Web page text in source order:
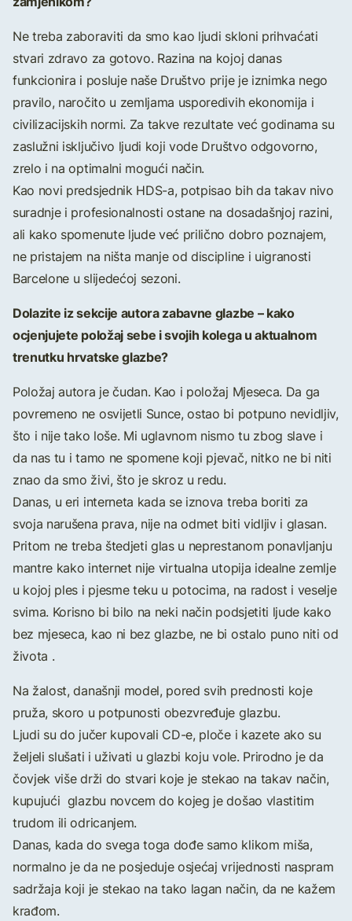
Ne treba zaboraviti da smo kao ljudi skloni prihvaćati
stvari zdravo za gotovo. Razina na kojoj danas
funkcionira i posluje naše Društvo prije je iznimka nego
pravilo, naročito u zemljama usporedivih ekonomija i
civilizacijskih normi. Za takve rezultate već godinama su
zaslužni isključivo ljudi koji vode Društvo odgovorno,
zrelo i na optimalni mogući način.
Kao novi predsjednik HDS-a, potpisao bih da takav nivo
suradnje i profesionalnosti ostane na dosadašnjoj razini,
ali kako spomenute ljude već prilično dobro poznajem,
ne pristajem na ništa manje od discipline i uigranosti
Barcelone u slijedećoj sezoni.
Dolazite iz sekcije autora zabavne glazbe – kako
ocjenjujete položaj sebe i svojih kolega u aktualnom
trenutku hrvatske glazbe?
Položaj autora je čudan. Kao i položaj Mjeseca. Da ga
povremeno ne osvijetli Sunce, ostao bi potpuno nevidljiv,
što i nije tako loše. Mi uglavnom nismo tu zbog slave i
da nas tu i tamo ne spomene koji pjevač, nitko ne bi niti
znao da smo živi, što je skroz u redu.
Danas, u eri interneta kada se iznova treba boriti za
svoja narušena prava, nije na odmet biti vidljiv i glasan.
Pritom ne treba štedjeti glas u neprestanom ponavljanju
mantre kako internet nije virtualna utopija idealne zemlje
u kojoj ples i pjesme teku u potocima, na radost i veselje
svima. Korisno bi bilo na neki način podsjetiti ljude kako
bez mjeseca, kao ni bez glazbe, ne bi ostalo puno niti od
života .
Na žalost, današnji model, pored svih prednosti koje
pruža, skoro u potpunosti obezvređuje glazbu.
Ljudi su do jučer kupovali CD-e, ploče i kazete ako su
željeli slušati i uživati u glazbi koju vole. Prirodno je da
čovjek više drži do stvari koje je stekao na takav način,
kupujući glazbu novcem do kojeg je došao vlastitim
trudom ili odricanjem.
Danas, kada do svega toga dođe samo klikom miša,
normalno je da ne posjeduje osjećaj vrijednosti naspram
sadržaja koji je stekao na tako lagan način, da ne kažem
krađom.